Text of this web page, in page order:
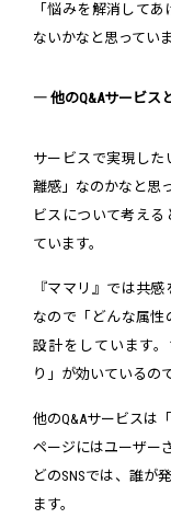
「悩みを解消して
ないかなと思っていま
― 他のQ&Aサービス
サービスで実現し
離感」なのかなと思
ビスについて考え
ています。
『ママリ』では共
なので「どんな属性
設計をしています
り」が効いているの
他のQ&Aサービスは
ページにはユーザー
どのSNSでは、誰が
ます。